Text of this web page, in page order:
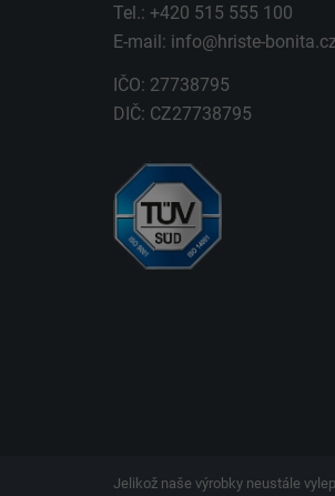
Tel.: +420 515 555 100
E-mail: info@hriste-bonita.cz
IČO: 27738795
DIČ: CZ27738795
Jelikož naše výrobky neustále